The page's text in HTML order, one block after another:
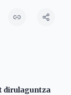
dirulaguntza